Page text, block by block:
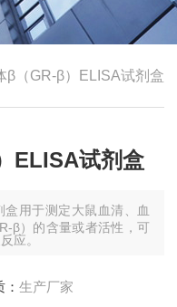
β（GR-β）ELISA试剂盒
ELISA试剂盒
用于测定大鼠血清、血
β）的含量或者活性，可
应。
生产厂家